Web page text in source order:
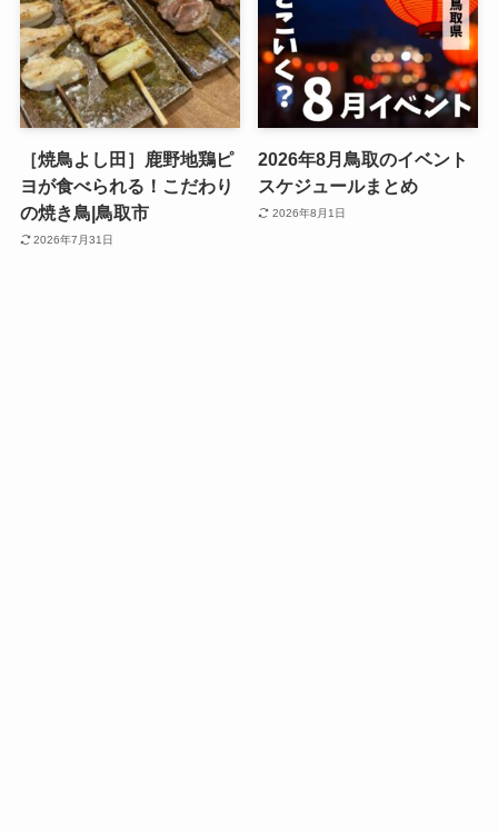
［焼鳥よし田］鹿野地鶏ピ
ヨが食べられる！こだわり
の焼き鳥|鳥取市
2026年7月31日
2026年8月鳥取のイベント
スケジュールまとめ
2026年8月1日